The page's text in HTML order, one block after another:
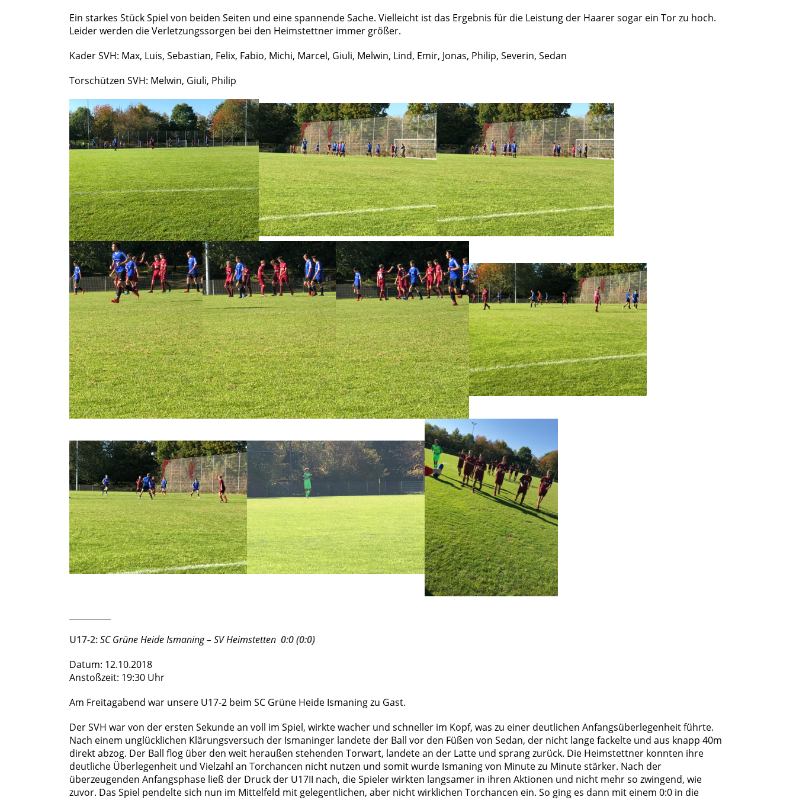
Ein starkes Stück Spiel von beiden Seiten und eine spannende Sache. Vielleicht ist das Ergebnis für die Leistung der Haarer sogar ein Tor zu hoch.
Leider werden die Verletzungssorgen bei den Heimstettner immer größer.
Kader SVH: Max, Luis, Sebastian, Felix, Fabio, Michi, Marcel, Giuli, Melwin, Lind, Emir, Jonas, Philip, Severin, Sedan
Torschützen SVH: Melwin, Giuli, Philip
U17-2:SC Grüne Heide Ismaning – SV Heimstetten 0:0 (0:0)
Datum: 12.10.2018
Anstoßzeit: 19:30 Uhr
Am Freitagabend war unsere U17-2 beim SC Grüne Heide Ismaning zu Gast.
Der SVH war von der ersten Sekunde an voll im Spiel, wirkte wacher und schneller im Kopf, was zu einer deutlichen Anfangsüberlegenheit führte.
Nach einem unglücklichen Klärungsversuch der Ismaninger landete der Ball vor den Füßen von Sedan, der nicht lange fackelte und aus knapp 40m
direkt abzog. Der Ball flog über den weit heraußen stehenden Torwart, landete an der Latte und sprang zurück. Die Heimstettner konnten ihre
deutliche Überlegenheit und Vielzahl an Torchancen nicht nutzen und somit wurde Ismaning von Minute zu Minute stärker. Nach der
überzeugenden Anfangsphase ließ der Druck der U17II nach, die Spieler wirkten langsamer in ihren Aktionen und nicht mehr so zwingend, wie
zuvor. Das Spiel pendelte sich nun im Mittelfeld mit gelegentlichen, aber nicht wirklichen Torchancen ein. So ging es dann mit einem 0:0 in die